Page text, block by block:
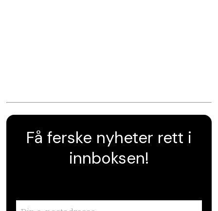
Få ferske nyheter rett i
innboksen!